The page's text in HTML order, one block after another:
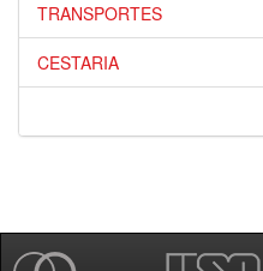
TRANSPORTES
CESTARIA